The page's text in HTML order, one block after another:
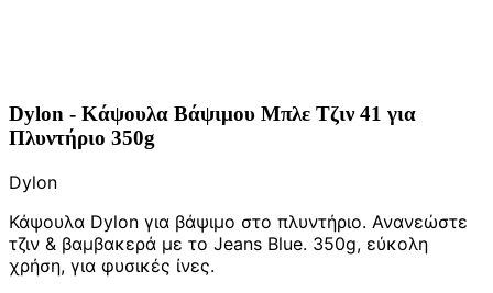
Dylon - Κάψουλα Βάψιμου Μπλε Τζιν 41 για
Πλυντήριο 350g
Dylon
Κάψουλα Dylon για βάψιμο στο πλυντήριο. Ανανεώστε
τζιν & βαμβακερά με το Jeans Blue. 350g, εύκολη
χρήση, για φυσικές ίνες.